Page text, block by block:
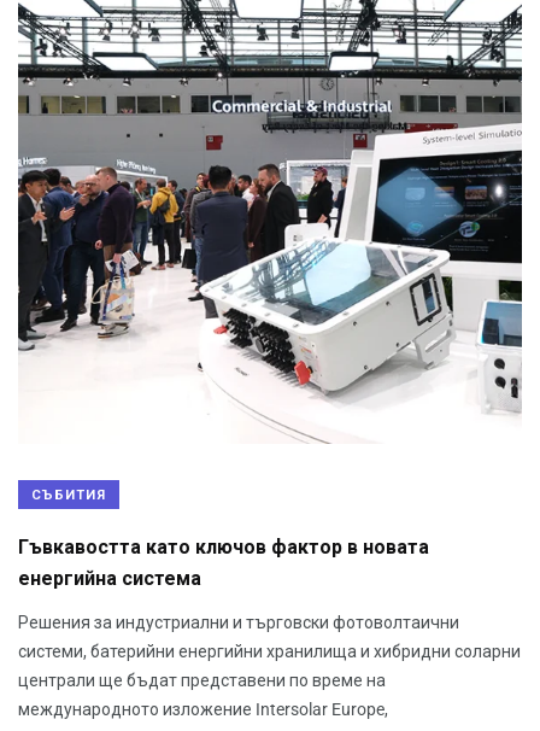
СЪБИТИЯ
Гъвкавостта като ключов фактор в новата
енергийна система
Решения за индустриални и търговски фотоволтаични
системи, батерийни енергийни хранилища и хибридни соларни
централи ще бъдат представени по време на
международното изложение Intersolar Europe,